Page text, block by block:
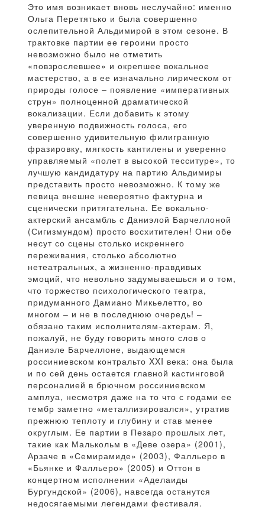
Это имя возникает вновь неслучайно: именно
Ольга Перетятько и была совершенно
ослепительной Альдимирой в этом сезоне. В
трактовке партии ее героини просто
невозможно было не отметить
«повзрослевшее» и окрепшее вокальное
мастерство, а в ее изначально лирическом от
природы голосе – появление «императивных
струн» полноценной драматической
вокализации. Если добавить к этому
уверенную подвижность голоса, его
совершенно удивительную филигранную
фразировку, мягкость кантилены и уверенно
управляемый «полет в высокой тесситуре», то
лучшую кандидатуру на партию Альдимиры
представить просто невозможно. К тому же
певица внешне невероятно фактурна и
сценически притягательна. Ее вокально-
актерский ансамбль с Даниэлой Барчеллоной
(Сигизмундом) просто восхитителен! Они обе
несут со сцены столько искреннего
переживания, столько абсолютно
нетеатральных, а жизненно-правдивых
эмоций, что невольно задумываешься и о том,
что торжество психологического театра,
придуманного Дамиано Микьелетто, во
многом – и не в последнюю очередь! –
обязано таким исполнителям-актерам. Я,
пожалуй, не буду говорить много слов о
Даниэле Барчеллоне, выдающемся
россиниевском контральто XXI века: она была
и по сей день остается главной кастинговой
персоналией в брючном россиниевском
амплуа, несмотря даже на то что с годами ее
тембр заметно «металлизировался», утратив
прежнюю теплоту и глубину и став менее
округлым. Ее партии в Пезаро прошлых лет,
такие как Малькольм в «Деве озера» (2001),
Арзаче в «Семирамиде» (2003), Фалльеро в
«Бьянке и Фалльеро» (2005) и Оттон в
концертном исполнении «Аделаиды
Бургундской» (2006), навсегда останутся
недосягаемыми легендами фестиваля.